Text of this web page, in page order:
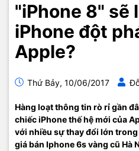
"iPhone 8" sẽ
iPhone đột
Apple?
Thứ Bảy, 10/06/2017
Hàng loạt thông tin rò rỉ gần
chiếc iPhone thế hệ mới của
với nhiều sự thay đổi lớn
giá bán Iphone 6s vàng cũ Hà